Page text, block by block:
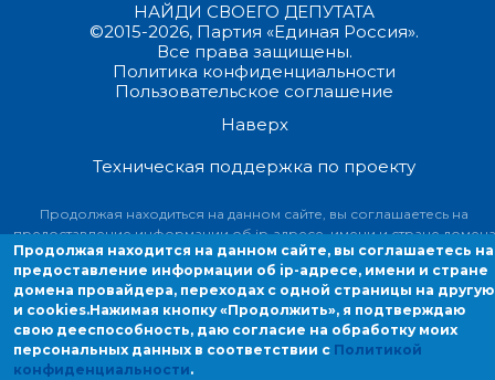
НАЙДИ СВОЕГО ДЕПУТАТА
©2015-2026, Партия «Единая Россия».
Все права защищены.
Политика конфиденциальности
Пользовательское соглашение
Наверх
Техническая поддержка по проекту
Продолжая находиться на данном сайте, вы соглашаетесь на
предоставление информации об ip-адресе, имени и стране домена
провайдера, переходах с одной страницы на другую и cookies.
Продолжая находится на данном сайте, вы соглашаетесь на
предоставление информации об ip-адресе, имени и стране
домена провайдера, переходах с одной страницы на другую
и cookies.Нажимая кнопку «Продолжить», я подтверждаю
свою дееспособность, даю согласие на обработку моих
персональных данных в соответствии с Политикой
конфиденциальности.